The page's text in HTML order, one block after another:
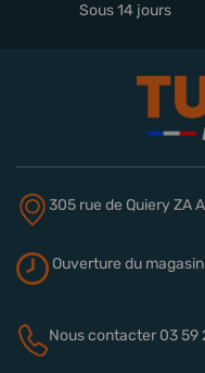
Sous 14 jours
305 rue de QuieryZA
Ouverture du magasin
Nous contacter 03 59